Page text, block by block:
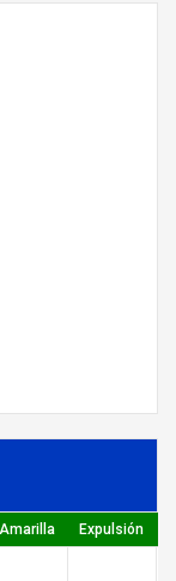
Amarilla Expulsión